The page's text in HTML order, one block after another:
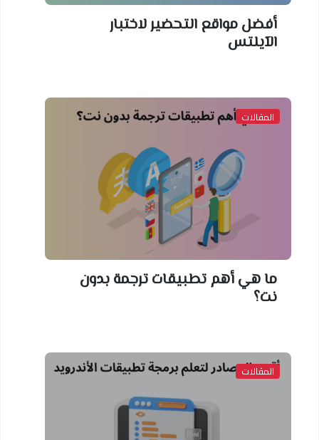
أفضل مواقع التحضير لاختبار
الآيلتس
المقالات
ما هي أهم تطبيقات ترجمة بدون
نت؟
المقالات